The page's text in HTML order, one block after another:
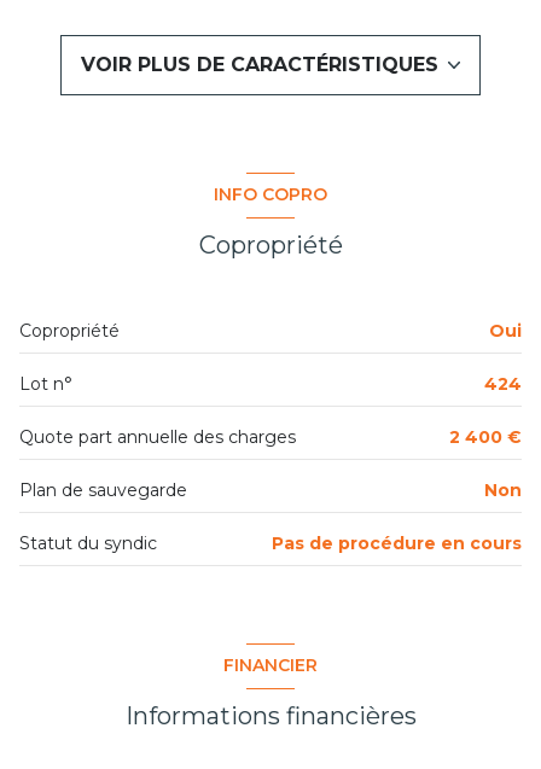
3 étage(s)
vue dégagée
interphone
VOIR PLUS DE CARACTÉRISTIQUES
INFO COPRO
Copropriété
Copropriété Oui
Lot n° 424
Quote part annuelle des charges 2 400 €
Plan de sauvegarde Non
Statut du syndic Pas de procédure en cours
FINANCIER
Informations financières